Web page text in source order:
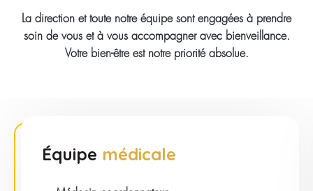
La direction et toute notre équipe sont engagées à prendre
soin de vous et à vous accompagner avec bienveillance.
Votre bien-être est notre priorité absolue.
Équipe médicale